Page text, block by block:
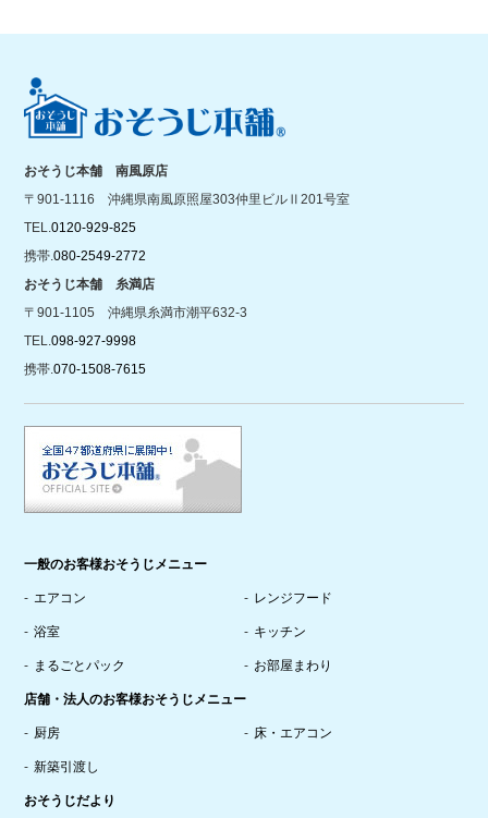
おそうじ本舗 南風原店
〒901-1116 沖縄県南風原照屋303仲里ビルⅡ201号室
TEL.0120-929-825
携帯.080-2549-2772
おそうじ本舗 糸満店
〒901-1105 沖縄県糸満市潮平632-3
TEL.098-927-9998
携帯.070-1508-7615
一般のお客様おそうじメニュー
エアコン レンジフード
浴室 キッチン
まるごとパック お部屋まわり
店舗・法人のお客様おそうじメニュー
厨房 床・エアコン
新築引渡し
おそうじだより